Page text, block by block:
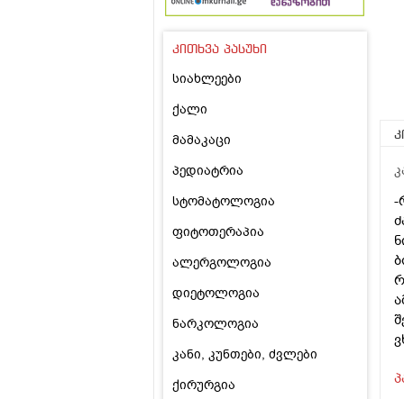
კითხვა პასუხი
სიახლეები
ქალი
მამაკაცი
პედიატრია
სტომატოლოგია
ფიტოთერაპია
ალერგოლოგია
დიეტოლოგია
ნარკოლოგია
კანი, კუნთები, ძვლები
ქირურგია
-